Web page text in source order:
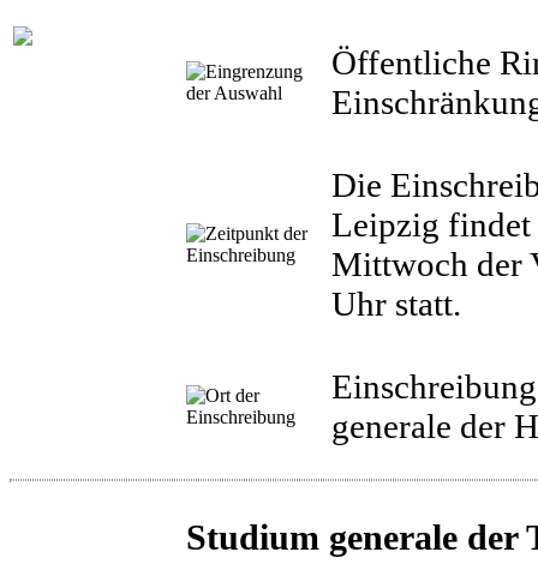
Öffentliche
Die
Leipzig findet
Mittwoch der
Uhr statt.
generale der
Studium generale der